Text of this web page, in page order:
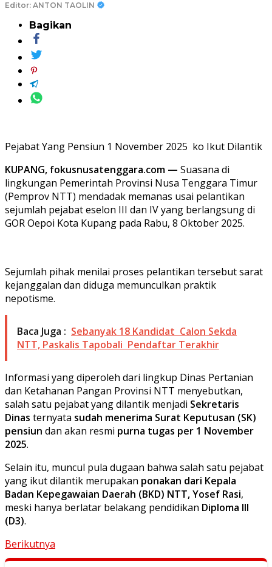
Editor: ANTON TAOLIN
Bagikan
Pejabat Yang Pensiun 1 November 2025 ko Ikut Dilantik
KUPANG, fokusnusatenggara.com — Suasana di
lingkungan Pemerintah Provinsi Nusa Tenggara Timur
(Pemprov NTT) mendadak memanas usai pelantikan
sejumlah pejabat eselon III dan IV yang berlangsung di
GOR Oepoi Kota Kupang pada Rabu, 8 Oktober 2025.
Sejumlah pihak menilai proses pelantikan tersebut sarat
kejanggalan dan diduga memunculkan praktik
nepotisme.
Baca Juga : Sebanyak 18 Kandidat Calon Sekda
NTT, Paskalis Tapobali Pendaftar Terakhir
Informasi yang diperoleh dari lingkup Dinas Pertanian
dan Ketahanan Pangan Provinsi NTT menyebutkan,
salah satu pejabat yang dilantik menjadi Sekretaris
Dinas ternyata sudah menerima Surat Keputusan (SK)
pensiun dan akan resmi purna tugas per 1 November
2025.
Selain itu, muncul pula dugaan bahwa salah satu pejabat
yang ikut dilantik merupakan ponakan dari Kepala
Badan Kepegawaian Daerah (BKD) NTT, Yosef Rasi,
meski hanya berlatar belakang pendidikan Diploma III
(D3).
Berikutnya